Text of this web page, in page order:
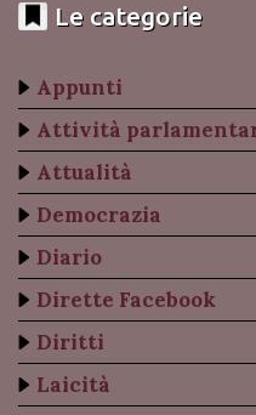
Le categorie
Appunti
Attività
Attualità
Democrazia
Diario
Dirette Facebook
Diritti
Laicità